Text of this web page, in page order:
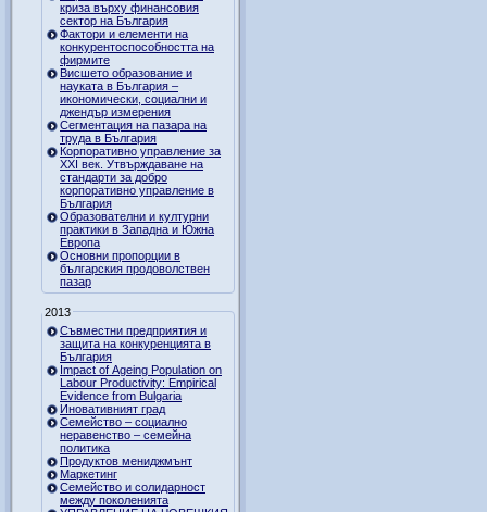
криза върху финансовия
сектор на България
Фактори и елементи на
конкурентоспособността на
фирмите
Висшето образование и
науката в България –
икономически, социални и
джендър измерения
Сегментация на пазара на
труда в България
Корпоративно управление за
XXI век. Утвърждаване на
стандарти за добро
корпоративно управление в
България
Образователни и културни
практики в Западна и Южна
Европа
Основни пропорции в
българския продоволствен
пазар
2013
Съвместни предприятия и
защита на конкуренцията в
България
Impact of Ageing Population on
Labour Productivity: Empirical
Evidence from Bulgaria
Иновативният град
Семейство – социално
неравенство – семейна
политика
Продуктов мениджмънт
Маркетинг
Семейство и солидарност
между поколенията